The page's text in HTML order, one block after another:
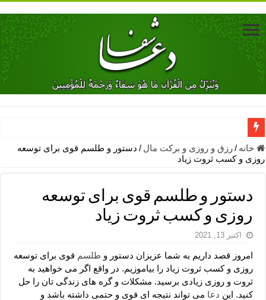
دعای جلب محبت فوری معشوق – دعای جلب محبت شوهر
دعای مشکل گشا برای رفع فقر – ذکرهای روزی‌ بخش
معجزات دعای یا من اظهر الجمیل – دعای یا من اظهر الجمیل برای
مهم ترین اذکار الهی و فضیلت آن ها – ذکر مخصوص مستجاب الدعوه
دعا برای ترس بچه ها در خواب – دعای ترس و بی خوابی کودکان
دعای رفع فقر و طلب رزق و روزی – آیه‌ جلب ثروت و برکت مال
لا حول ولا قوة الا بالله برای چشم زخم – دعای چشم زخم ماشاالله
خانه /رزق و روزی و برکت مال / دستور و طلسم قوی برای توسعه
روزی و کسب ثروت زیاد
دستور و طلسم قوی برای توسعه
روزی و کسب ثروت زیاد
اکتبر 13, 2021
امروز قصد داریم به شما عزیزان دستور و طلسم قوی برای توسعه
روزی و کسب ثروت زیاد را بیاموزیم. در واقع اگر می خواهید به
ثروت و روزی زیادی برسید. مشکلات و گره های زندگی تان را حل
کنید. این دعا می تواند نتیجه ای قوی و حتمی داشته باشد و